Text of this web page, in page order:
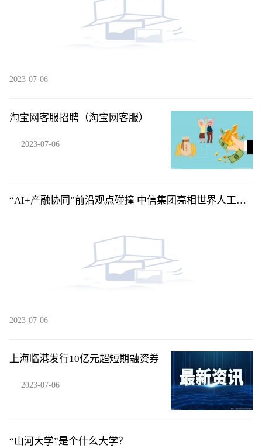
2023-07-06
淘宝网客服招聘（淘宝网客服）
2023-07-06
“AI+产融协同”前沿观点碰撞 中信集团亮相世界人工智
2023-07-06
上海临港发行10亿元超短期融资券
2023-07-06
“山河大学”是个什么大学？